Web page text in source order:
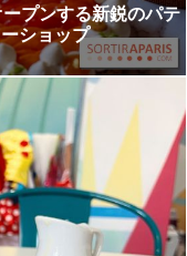
プンする新鋭のパテ
ショップ